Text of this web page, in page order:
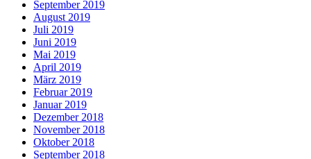
September 2019
August 2019
Juli 2019
Juni 2019
Mai 2019
April 2019
März 2019
Februar 2019
Januar 2019
Dezember 2018
November 2018
Oktober 2018
September 2018